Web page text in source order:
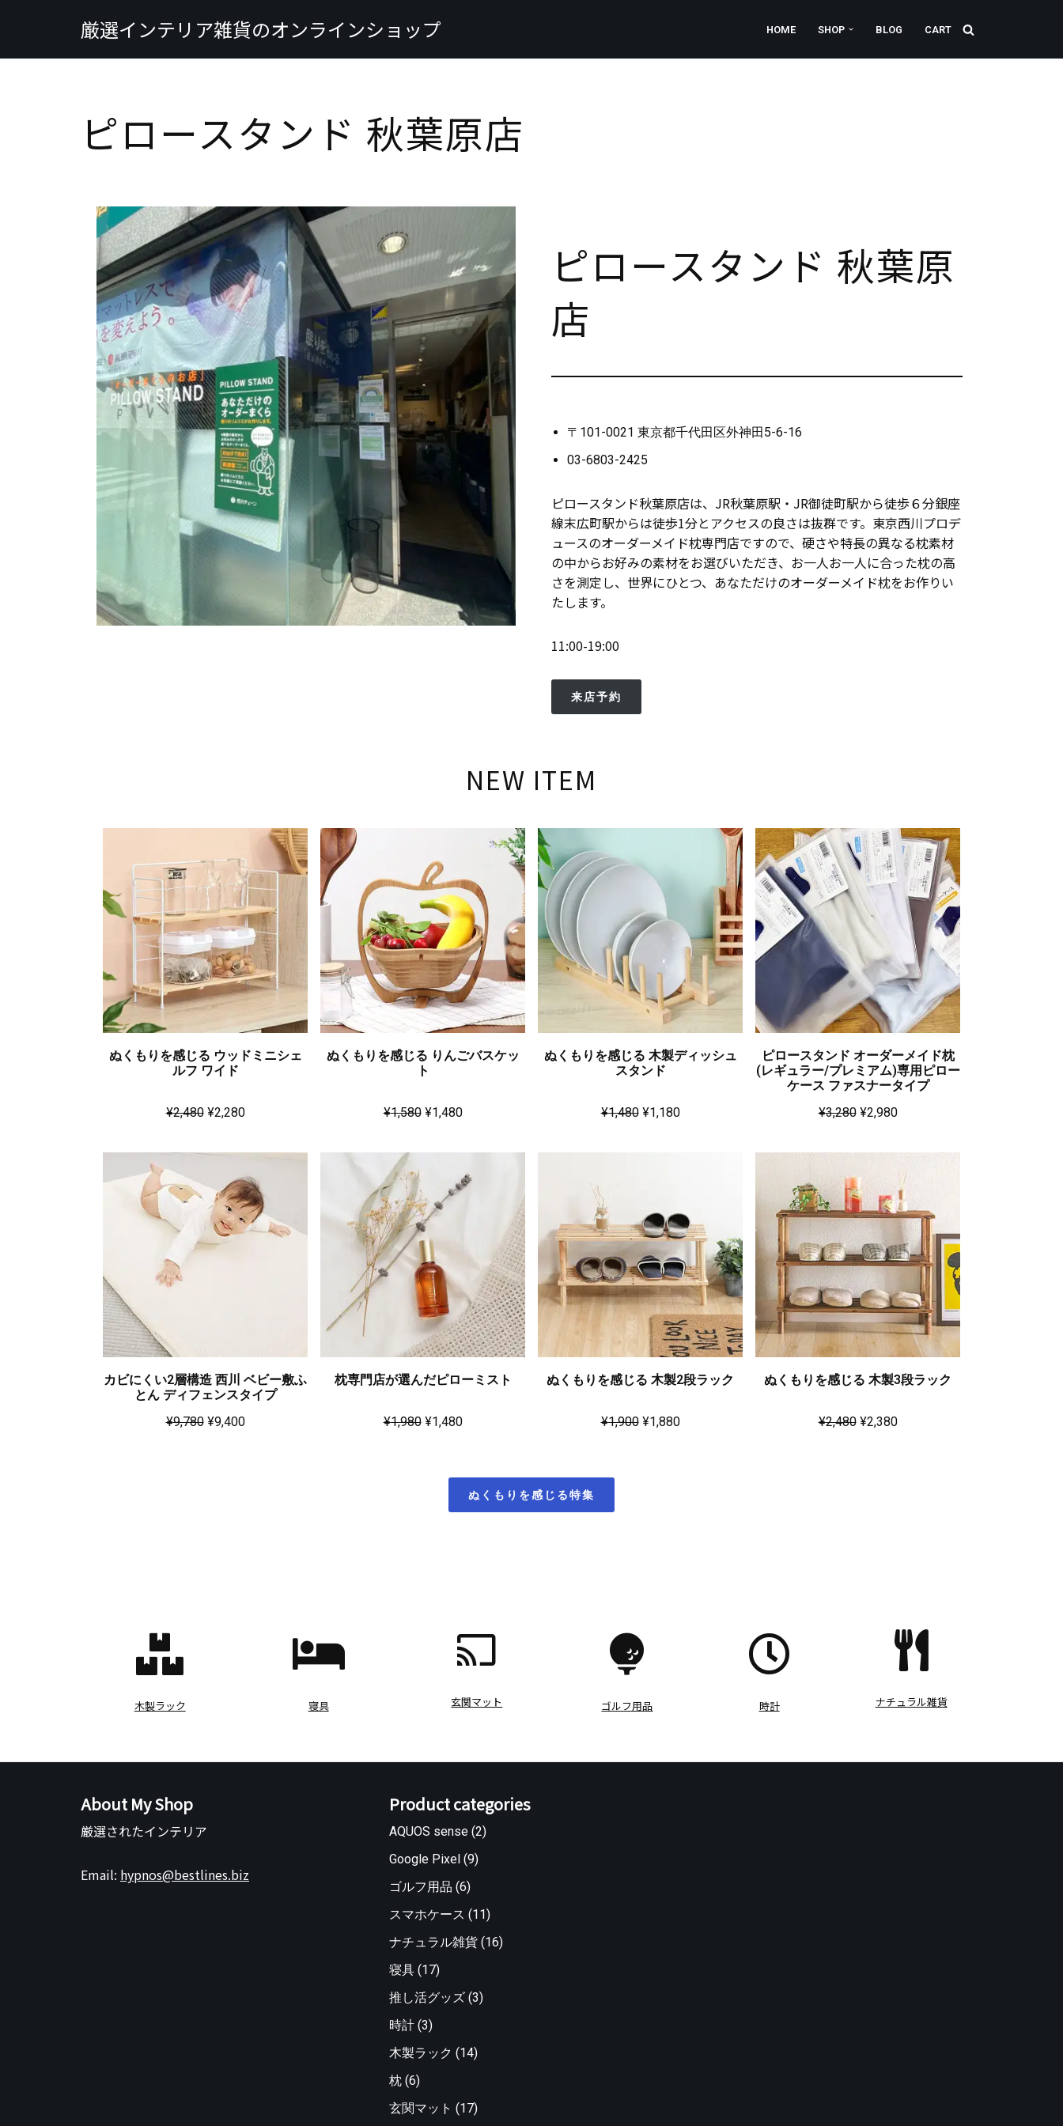
ン
厳選インテリア雑貨のオンラインショップ HOME SHOP BLOG CART
ピロースタンド 秋葉原店
ピロースタンド 秋葉原
店
〒101-0021 東京都千代田区外神田5-6-16
03-6803-2425
ピロースタンド秋葉原店は、JR秋葉原駅・JR御徒町駅から徒歩６分銀座
線末広町駅からは徒歩1分とアクセスの良さは抜群です。東京西川プロデ
ュースのオーダーメイド枕専門店ですので、硬さや特長の異なる枕素材
の中からお好みの素材をお選びいただき、お一人お一人に合った枕の高
さを測定し、世界にひとつ、あなただけのオーダーメイド枕をお作りい
たします。
11:00-19:00
来店予約
NEW ITEM
ぬくもりを感じる ウッドミニシェ
ルフ ワイド
¥2,480 ¥2,280
ぬくもりを感じる りんごバスケッ
ト
¥1,580 ¥1,480
ぬくもりを感じる 木製ディッシュ
スタンド
¥1,480 ¥1,180
ピロースタンド オーダーメイド枕
(レギュラー/プレミアム)専用ピロー
ケース ファスナータイプ
¥3,280 ¥2,980
カビにくい2層構造 西川 ベビー敷ふ
とん ディフェンスタイプ
¥9,780 ¥9,400
枕専門店が選んだピローミスト
¥1,980 ¥1,480
ぬくもりを感じる 木製2段ラック
¥1,900 ¥1,880
ぬくもりを感じる 木製3段ラック
¥2,480 ¥2,380
ぬくもりを感じる特集
木製ラック 寝具 玄関マット ゴルフ用品 時計 ナチュラル雑貨
About My Shop
厳選されたインテリア
Email: hypnos@bestlines.biz
Product categories
AQUOS sense (2)
Google Pixel (9)
ゴルフ用品 (6)
スマホケース (11)
ナチュラル雑貨 (16)
寝具 (17)
推し活グッズ (3)
時計 (3)
木製ラック (14)
枕 (6)
玄関マット (17)